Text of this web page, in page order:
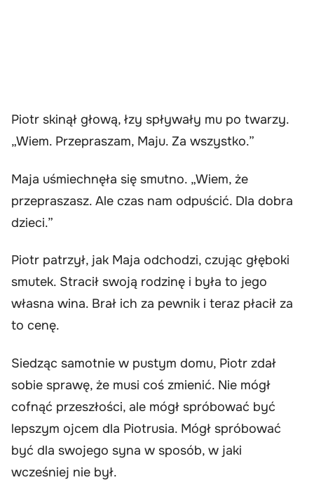
Piotr skinął głową, łzy spływały mu po twarzy.
„Wiem. Przepraszam, Maju. Za wszystko.”
Maja uśmiechnęła się smutno. „Wiem, że
przepraszasz. Ale czas nam odpuścić. Dla dobra
dzieci.”
Piotr patrzył, jak Maja odchodzi, czując głęboki
smutek. Stracił swoją rodzinę i była to jego
własna wina. Brał ich za pewnik i teraz płacił za
to cenę.
Siedząc samotnie w pustym domu, Piotr zdał
sobie sprawę, że musi coś zmienić. Nie mógł
cofnąć przeszłości, ale mógł spróbować być
lepszym ojcem dla Piotrusia. Mógł spróbować
być dla swojego syna w sposób, w jaki
wcześniej nie był.